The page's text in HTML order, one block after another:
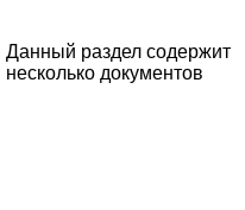
Данный раздел содержит
несколько документов